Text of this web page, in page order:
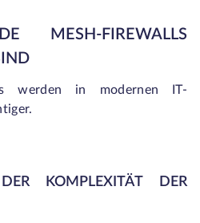
MESH-FIREWALLS
werden in modernen IT-
KOMPLEXITÄT DER